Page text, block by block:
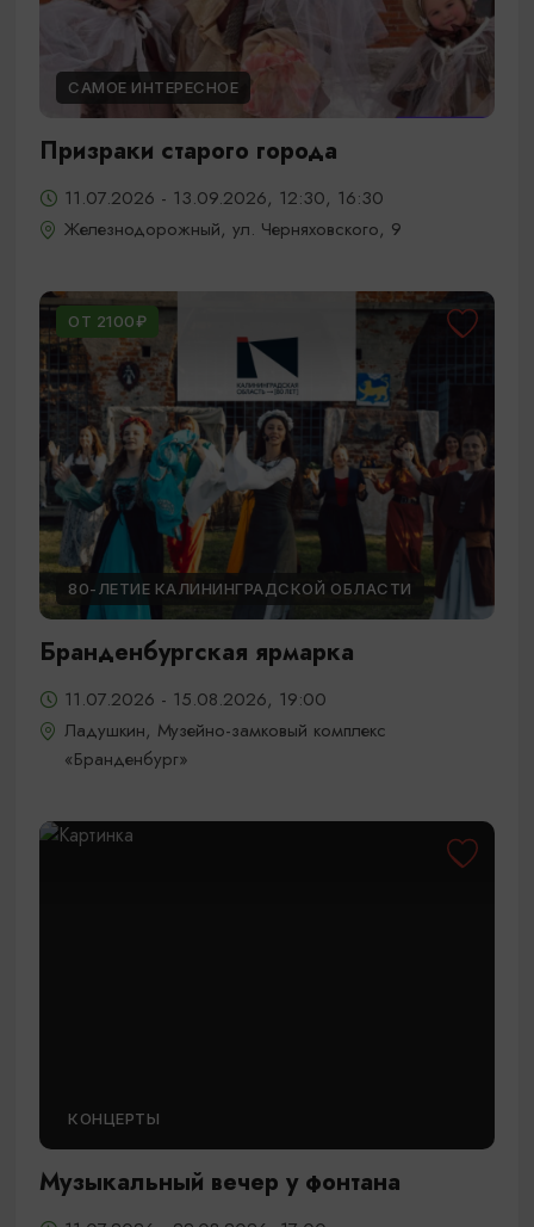
САМОЕ ИНТЕРЕСНОЕ
Призраки старого города
11.07.2026 - 13.09.2026, 12:30, 16:30
Железнодорожный, ул. Черняховского, 9
ОТ 2100₽
80-ЛЕТИЕ КАЛИНИНГРАДСКОЙ ОБЛАСТИ
Бранденбургская ярмарка
11.07.2026 - 15.08.2026, 19:00
Ладушкин, Музейно-замковый комплекс
«Бранденбург»
КОНЦЕРТЫ
Музыкальный вечер у фонтана